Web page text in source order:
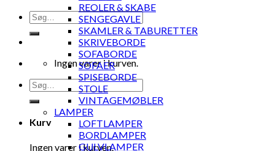
Søg
efter:
Ingen varer i kurven.
Søg
efter:
Kurv
Ingen varer i kurven.
REOLER & SKABE
SENGEGAVLE
SKAMLER & TABURETTER
SKRIVEBORDE
SOFABORDE
SOFAER
SPISEBORDE
STOLE
VINTAGEMØBLER
LAMPER
LOFTLAMPER
BORDLAMPER
GULVLAMPER